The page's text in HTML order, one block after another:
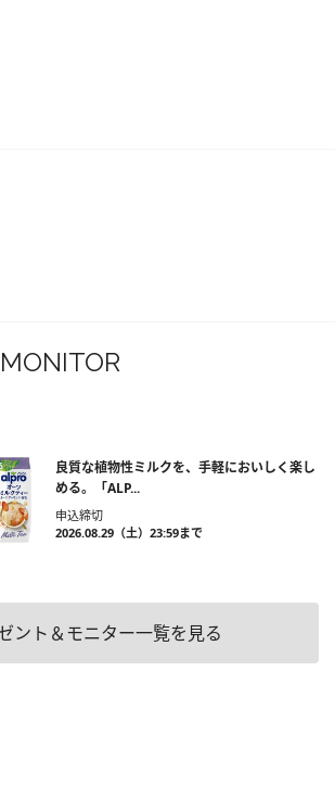
良質な植物性ミルクを、手軽においしく楽し
める。「ALP...
申込締切
2026.08.29（土）23:59まで
ント＆モニター一覧を見る